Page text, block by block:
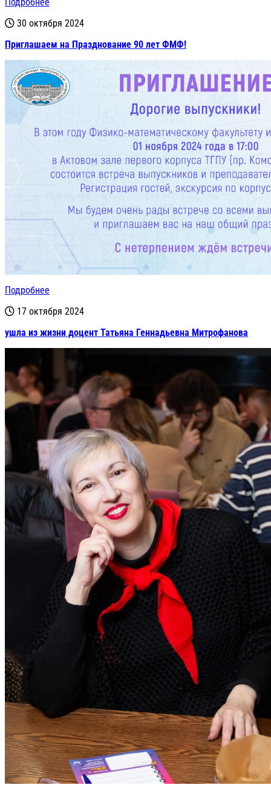
30 октября 2024
Приглашаем на Празднование 90 лет ФМФ!
Подробнее
17 октября 2024
ушла из жизни доцент Татьяна Геннадьевна Митрофанова